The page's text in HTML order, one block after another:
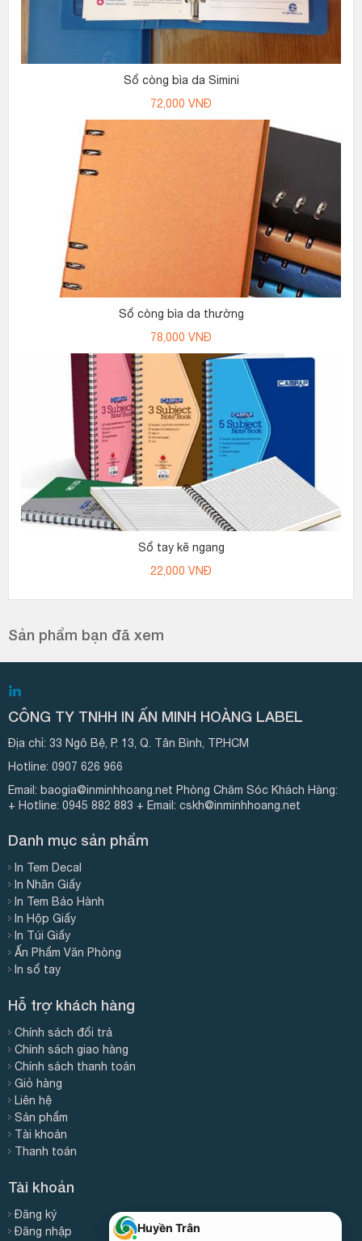
Sổ còng bìa da Simini
72,000 VNĐ
Sổ còng bìa da thường
78,000 VNĐ
Sổ tay kẽ ngang
22,000 VNĐ
Sản phẩm bạn đã xem
CÔNG TY TNHH IN ẤN MINH HOÀNG LABEL
Địa chỉ: 33 Ngô Bệ, P. 13, Q. Tân Bình, TP.HCM
Hotline: 0907 626 966
Email: baogia@inminhhoang.net Phòng Chăm Sóc Khách Hàng:
+ Hotline: 0945 882 883 + Email: cskh@inminhhoang.net
Danh mục sản phẩm
In Tem Decal
In Nhãn Giấy
In Tem Bảo Hành
In Hộp Giấy
In Túi Giấy
Ấn Phẩm Văn Phòng
In sổ tay
Hỗ trợ khách hàng
Chính sách đổi trả
Chính sách giao hàng
Chính sách thanh toán
Giỏ hàng
Liên hệ
Sản phẩm
Tài khoản
Thanh toán
Tài khoản
Đăng ký
Đăng nhập